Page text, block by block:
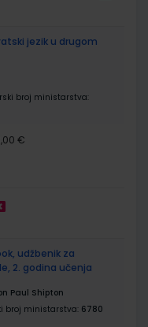
jezik u drugom
broj ministarstva:
€
udžbenik za
2. godina učenja
Paul Shipton
broj ministarstva: 6780